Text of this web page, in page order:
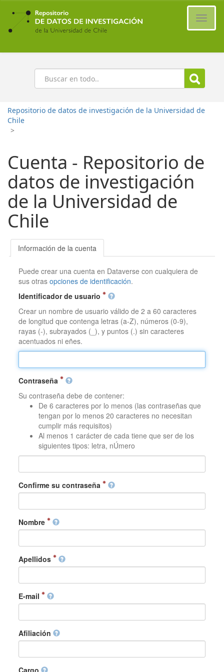
Ir
contenido
principal
Buscar
Repositorio de datos de investigación de la Universidad de
Chile
>
Cuenta - Repositorio de
datos de investigación
de la Universidad de
Chile
Información de la cuenta
Puede crear una cuenta en Dataverse con cualquiera de
sus otrasopciones de identificación.
Identificador de usuario
Crear un nombre de usuario válido de 2 a 60 caracteres
de longitud que contenga letras (a-Z), números (0-9),
rayas (-), subrayados (_), y puntos (.) sin caracteres
acentuados ni eñes.
Contraseña
Su contraseña debe de contener:
De 6 caracteres por lo menos (las contraseñas que
tengan por lo menos 20 caracteres no necesitan
cumplir más requisitos)
Al menos 1 carácter de cada tiene que ser de los
siguientes tipos: letra, nÚmero
Confirme su contraseña
Nombre
Apellidos
E-mail
Afiliación
Cargo